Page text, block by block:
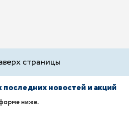
страницы
последних новостей и акций
ниже.